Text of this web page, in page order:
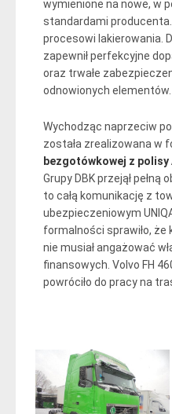
wymienione na nowe, w
standardami
procesowi lakierowania.
zapewnił perfekcyjne
oraz trwałe
odnowionych elementów.
Wychodząc naprzeciw
została zrealizowana w
bezgotówkowej z polisy
Grupy DBK przejął pełną
to całą komunikację z
ubezpieczeniowym
formalności sprawiło, że
nie musiał angażować
finansowych. Volvo FH
powróciło do pracy na